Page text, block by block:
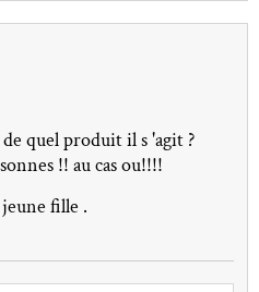
quel produit il s 'agit ?
!! au cas ou!!!!
fille .